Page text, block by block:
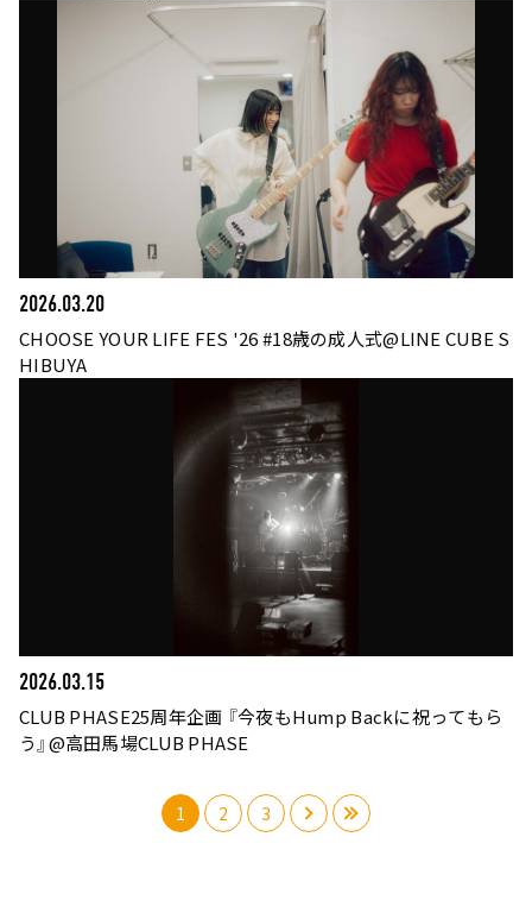
2026.03.20
CHOOSE YOUR LIFE FES '26 #18歳の成人式@LINE CUBE S
HIBUYA
2026.03.15
CLUB PHASE25周年企画 『今夜もHump Backに祝ってもら
う』@高田馬場CLUB PHASE
1 2 3 › »